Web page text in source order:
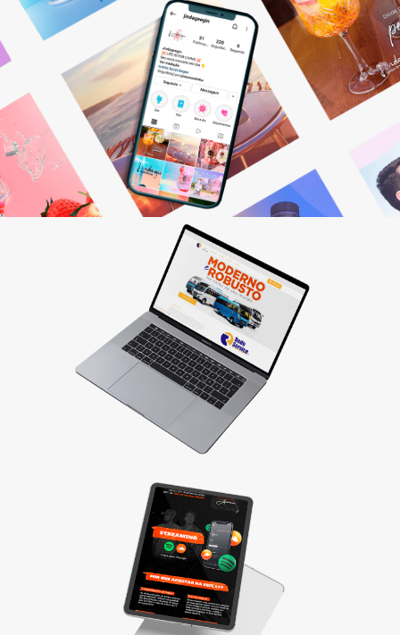
Gestão de Redes Sociais
Otimizamos resultados! Fazemos o planejamento,
produção e monitoramento dos seus canais digitais.
Saiba mais
Quer vender pela internet? Desenvolvemos sites
personalizados que fazem seu cliente comprar!
Saiba mais
Materiais de apresentação e Mídia kit
Divulgue sua empresa com um material completo e
elaborado de maneira criativa, reforçando sua identidade e
a qualidade dos produtos/serviços oferecidos.